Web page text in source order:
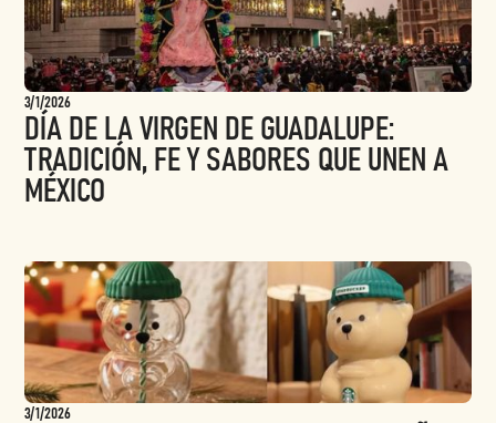
3/1/2026
DÍA DE LA VIRGEN DE GUADALUPE:
TRADICIÓN, FE Y SABORES QUE UNEN A
MÉXICO
3/1/2026